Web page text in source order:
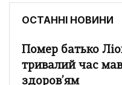
ОСТАННІ НОВИНИ
Помер батько
тривалий час
здоров’ям